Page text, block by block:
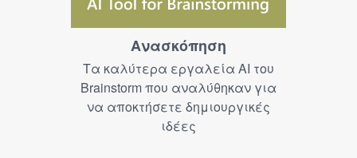
Ανασκόπηση
Τα καλύτερα εργαλεία AI του
Brainstorm που αναλύθηκαν για
να αποκτήσετε δημιουργικές
ιδέες